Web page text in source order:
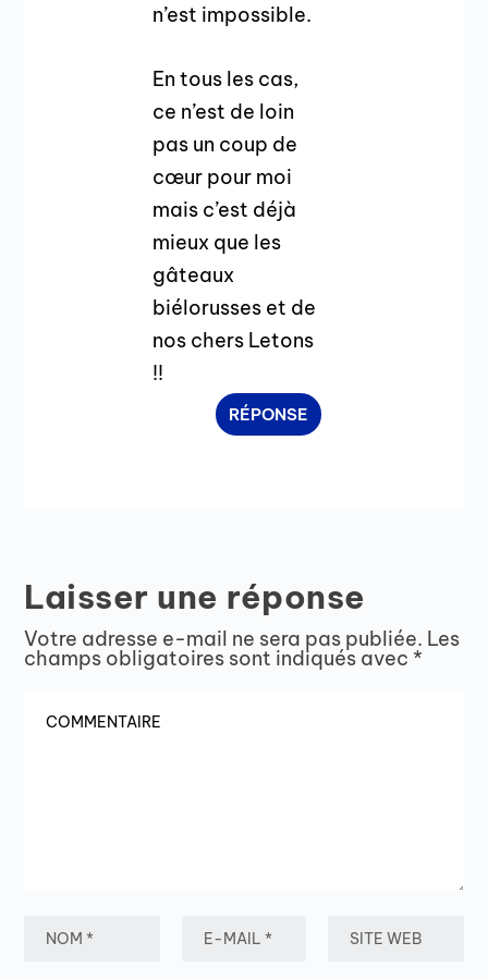
n’est impossible.
En tous les cas,
ce n’est de loin
pas un coup de
cœur pour moi
mais c’est déjà
mieux que les
gâteaux
biélorusses et de
nos chers Letons
!!
RÉPONSE
Laisser une réponse
Votre adresse e-mail ne sera pas publiée. Les
champs obligatoires sont indiqués avec *